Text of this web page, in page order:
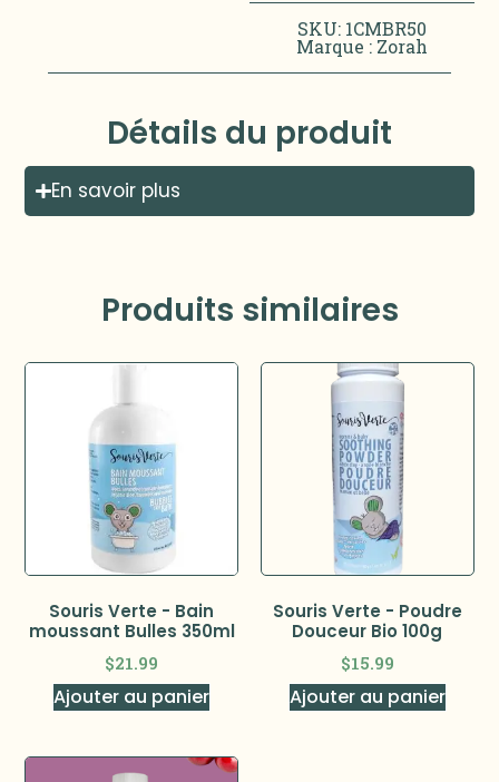
SKU: 1CMBR50
Marque : Zorah
Détails du produit
En savoir plus
Produits similaires
Souris Verte - Bain
moussant Bulles 350ml
$21.99
Ajouter au panier
Souris Verte - Poudre
Douceur Bio 100g
$15.99
Ajouter au panier